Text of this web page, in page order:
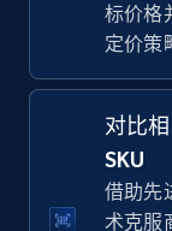
using sku
URL, Final
more.
标价格
定价策
对比
SKU
借助先
术克服